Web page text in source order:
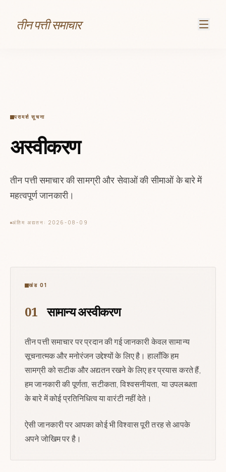
तीन पत्ती समाचार
परामर्श सूचना
अस्वीकरण
तीन पत्ती समाचार की सामग्री और सेवाओं की सीमाओं के बारे में
महत्वपूर्ण जानकारी।
अंतिम अद्यतन: 2026-08-09
खंड 01
01 सामान्य अस्वीकरण
तीन पत्ती समाचार पर प्रदान की गई जानकारी केवल सामान्य
सूचनात्मक और मनोरंजन उद्देश्यों के लिए है। हालाँकि हम
सामग्री को सटीक और अद्यतन रखने के लिए हर प्रयास करते हैं,
हम जानकारी की पूर्णता, सटीकता, विश्वसनीयता, या उपलब्धता
के बारे में कोई प्रतिनिधित्व या वारंटी नहीं देते।
ऐसी जानकारी पर आपका कोई भी विश्वास पूरी तरह से आपके
अपने जोखिम पर है।